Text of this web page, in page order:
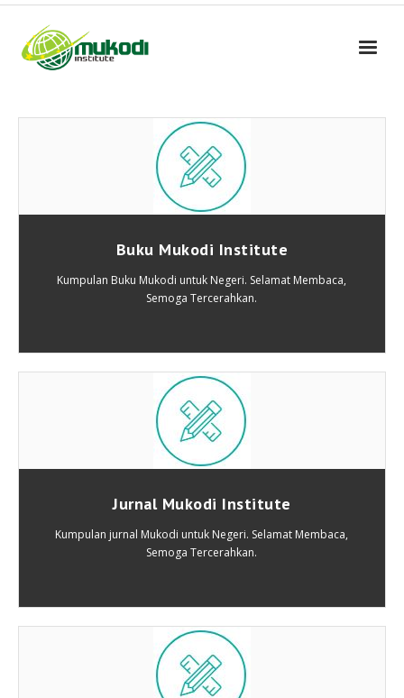
Skip
content
Buku Mukodi Institute
Kumpulan Buku Mukodi untuk Negeri. Selamat Membaca,
Semoga Tercerahkan.
Jurnal Mukodi Institute
Kumpulan jurnal Mukodi untuk Negeri. Selamat Membaca,
Semoga Tercerahkan.